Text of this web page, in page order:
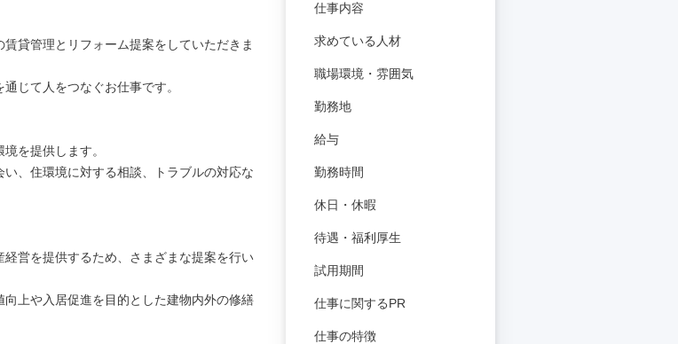
貸管理とリフォーム提案をしていただきま
じて人をつなぐお仕事です。
を提供します。
、住環境に対する相談、トラブルの対応な
営を提供するため、さまざまな提案を行い
上や入居促進を目的とした建物内外の修繕
仕事内容
求めている人材
職場環境・雰囲気
勤務地
給与
勤務時間
休日・休暇
待遇・福利厚生
試用期間
仕事に関するPR
仕事の特徴